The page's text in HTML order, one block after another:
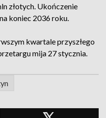
złotych. Ukończenie
koniec 2036 roku.
kwartale przyszłego
mija 27 stycznia.